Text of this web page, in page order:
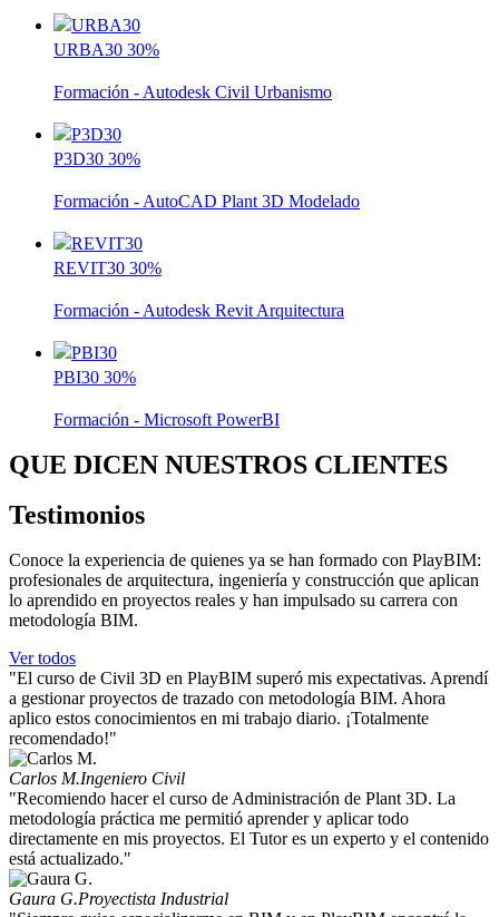
URBA30 30%
Formación - Autodesk Civil Urbanismo
P3D30 30%
Formación - AutoCAD Plant 3D Modelado
REVIT30 30%
Formación - Autodesk Revit Arquitectura
PBI30 30%
Formación - Microsoft PowerBI
QUE DICEN NUESTROS CLIENTES
Testimonios
Conoce la experiencia de quienes ya se han formado con PlayBIM:
profesionales de arquitectura, ingeniería y construcción que aplican
lo aprendido en proyectos reales y han impulsado su carrera con
metodología BIM.
Ver todos
"El curso de Civil 3D en PlayBIM superó mis expectativas. Aprendí
a gestionar proyectos de trazado con metodología BIM. Ahora
aplico estos conocimientos en mi trabajo diario. ¡Totalmente
recomendado!"
Carlos M.Ingeniero Civil
"Recomiendo hacer el curso de Administración de Plant 3D. La
metodología práctica me permitió aprender y aplicar todo
directamente en mis proyectos. El Tutor es un experto y el contenido
está actualizado."
Gaura G.Proyectista Industrial